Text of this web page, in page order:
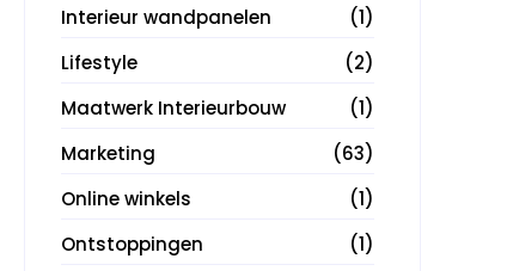
Interieur wandpanelen
(1)
Lifestyle
(2)
Maatwerk Interieurbouw
(1)
Marketing
(63)
Online winkels
(1)
Ontstoppingen
(1)